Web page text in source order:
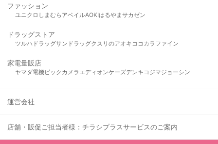
ファッション
ユニクロ しまむら アベイルAOKIはるやま サカゼン
ドラッグストア
ツルハドラッグサンドラッグクスリのアオキ ココカラファイン
家電量販店
ヤマダ電機ビックカメラ エディオンケーズデンキ コジマジョーシン
運営会社
店舗・販促ご担当者様：チラシプラスサービスのご案内